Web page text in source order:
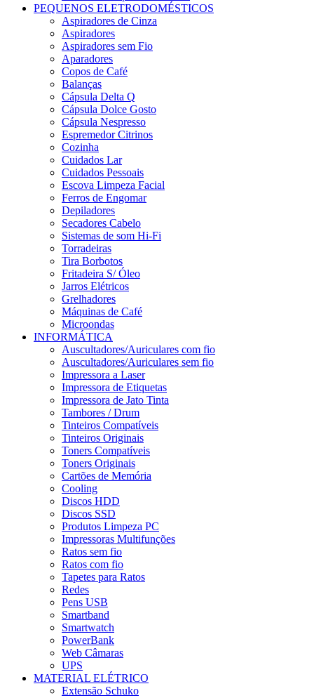
PEQUENOS ELETRODOMÉSTICOS
Aspiradores de Cinza
Aspiradores
Aspiradores sem Fio
Aparadores
Copos de Café
Balanças
Cápsula Delta Q
Cápsula Dolce Gosto
Cápsula Nespresso
Espremedor Citrinos
Cozinha
Cuidados Lar
Cuidados Pessoais
Escova Limpeza Facial
Ferros de Engomar
Depiladores
Secadores Cabelo
Sistemas de som Hi-Fi
Torradeiras
Tira Borbotos
Fritadeira S/ Óleo
Jarros Elétricos
Grelhadores
Máquinas de Café
Microondas
INFORMÁTICA
Auscultadores/Auriculares com fio
Auscultadores/Auriculares sem fio
Impressora a Laser
Impressora de Etiquetas
Impressora de Jato Tinta
Tambores / Drum
Tinteiros Compatíveis
Tinteiros Originais
Toners Compatíveis
Toners Originais
Cartões de Memória
Cooling
Discos HDD
Discos SSD
Produtos Limpeza PC
Impressoras Multifunções
Ratos sem fio
Ratos com fio
Tapetes para Ratos
Redes
Pens USB
Smartband
Smartwatch
PowerBank
Web Câmaras
UPS
MATERIAL ELÉTRICO
Extensão Schuko